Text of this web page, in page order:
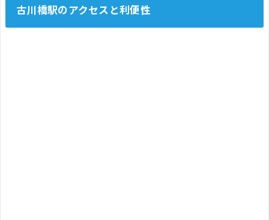
古川橋駅のアクセスと利便性